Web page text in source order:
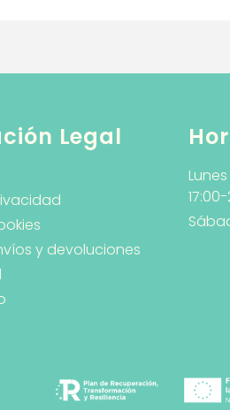
Legal
y devoluciones